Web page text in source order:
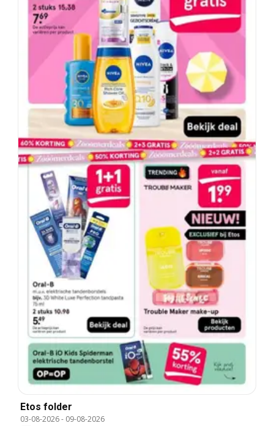
Etos folder
03-08-2026- 09-08-2026